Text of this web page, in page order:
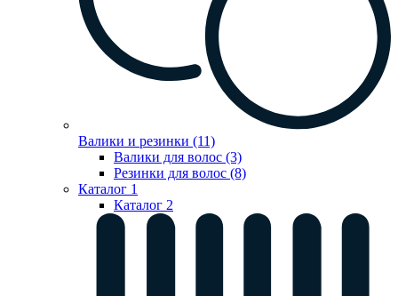
Валики и резинки (11)
Валики для волос (3)
Резинки для волос (8)
Каталог 1
Каталог 2